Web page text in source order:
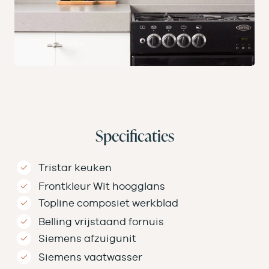
Specificaties
Tristar keuken
Frontkleur Wit hoogglans
Topline composiet werkblad
Belling vrijstaand fornuis
Siemens afzuigunit
Siemens vaatwasser